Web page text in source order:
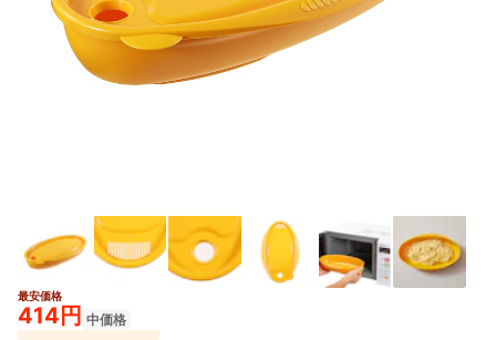
最安価格
414円 中価格